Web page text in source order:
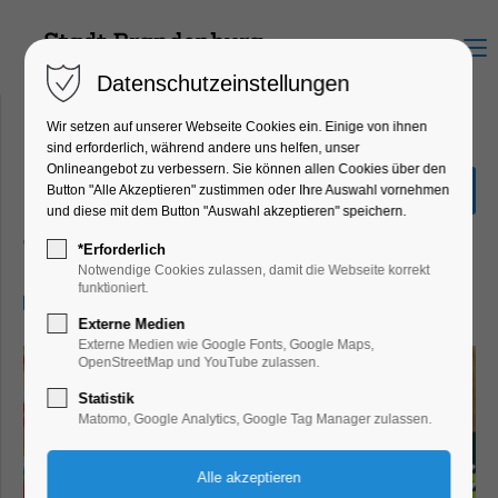
Menu
Stefani Kunkel – Im Feste
verlebt
Theater, Bühne, Winterzauber
Datenschutzeinstellungen
Wir setzen auf unserer Webseite Cookies ein. Einige von ihnen
sind erforderlich, während andere uns helfen, unser
Onlineangebot zu verbessern. Sie können allen Cookies über den
Button "Alle Akzeptieren" zustimmen oder Ihre Auswahl vornehmen
und diese mit dem Button "Auswahl akzeptieren" speichern.
*Erforderlich
Notwendige Cookies zulassen, damit die Webseite korrekt
funktioniert.
Externe Medien
Externe Medien wie Google Fonts, Google Maps,
OpenStreetMap und YouTube zulassen.
Statistik
Matomo, Google Analytics, Google Tag Manager zulassen.